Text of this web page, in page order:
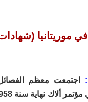
موريتانيا
اجتمعت معظم